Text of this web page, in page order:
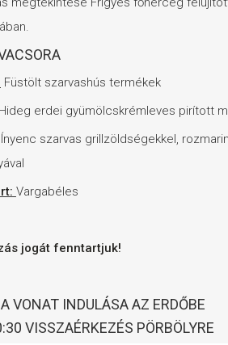
Füstölt szarvashús termékek
Hideg erdei gyümölcskrémleves pirított
Ínyenc szarvas grillzöldségekkel,
Vargabéles
jogát fenntartjuk!
VONAT INDULÁSA AZ ERDŐBE
VISSZAÉRKEZÉS PÖRBÖLYRE